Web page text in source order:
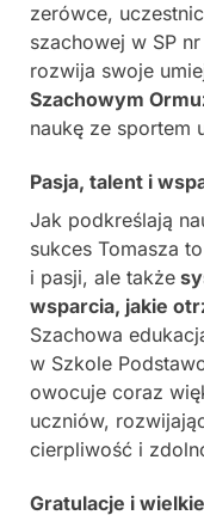
zerówce,
szachowej w SP
rozwija swoje
Szachowym
naukę ze sportem
Pasja, talent i
Jak podkreślają
sukces Tomasza
i pasji, ale także
wsparcia, jakie
Szachowa
w Szkole
owocuje coraz
uczniów,
cierpliwość i
Gratulacje i